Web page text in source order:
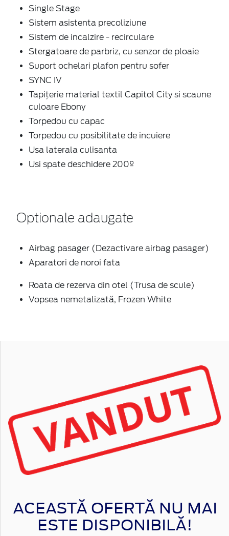
Single Stage
Sistem asistenta precoliziune
Sistem de incalzire - recirculare
Stergatoare de parbriz, cu senzor de ploaie
Suport ochelari plafon pentru sofer
SYNC IV
Tapițerie material textil Capitol City si scaune
culoare Ebony
Torpedou cu capac
Torpedou cu posibilitate de incuiere
Usa laterala culisanta
Usi spate deschidere 200º
Optionale adaugate
Airbag pasager (Dezactivare airbag pasager)
Aparatori de noroi fata
Roata de rezerva din otel (Trusa de scule)
Vopsea nemetalizată, Frozen White
ACEASTĂ OFERTĂ NU MAI
ESTE DISPONIBILĂ!